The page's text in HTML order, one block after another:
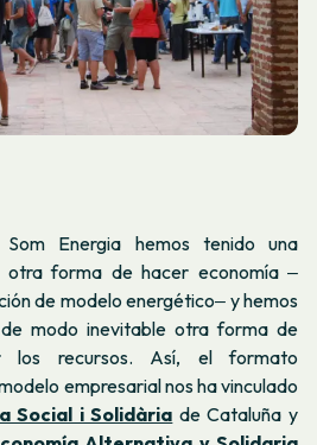
Energia hemos tenido una
otra forma de hacer economía ‒
de modelo energético‒ y hemos
modo inevitable otra forma de
los recursos. Así, el formato
empresarial nos ha vinculado
Social i Solidària de Cataluña y